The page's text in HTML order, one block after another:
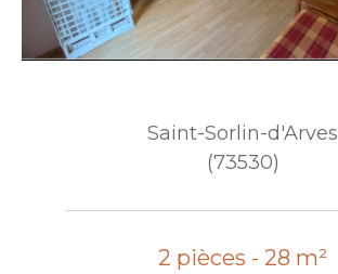
Saint-Sorlin-d'Arves
(73530)
2 pièces - 28 m²